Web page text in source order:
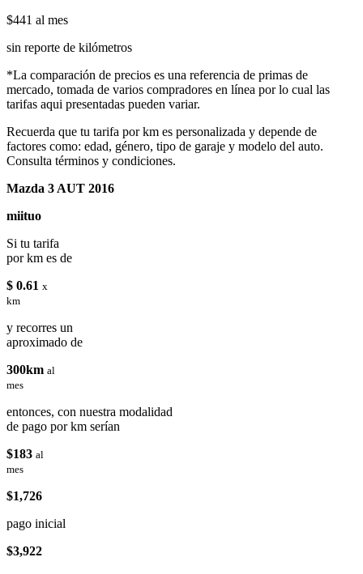
$441 al mes
sin reporte de kilómetros
*La comparación de precios es una referencia de primas de
mercado, tomada de varios compradores en línea por lo cual las
tarifas aqui presentadas pueden variar.
Recuerda que tu tarifa por km es personalizada y depende de
factores como: edad, género, tipo de garaje y modelo del auto.
Consulta términos y condiciones.
Mazda 3 AUT 2016
miituo
Si tu tarifa
por km es de
$ 0.61 x
km
y recorres un
aproximado de
300km al
mes
entonces, con nuestra modalidad
de pago por km serían
$183 al
mes
$1,726
pago inicial
$3,922